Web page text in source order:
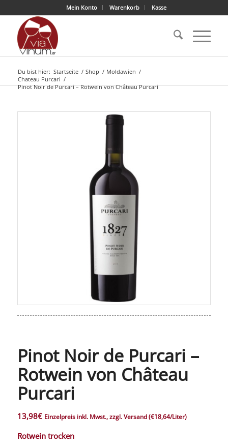
Mein Konto Warenkorb Kasse
Du bist hier: Startseite / Shop / Moldawien /
Chateau Purcari /
Pinot Noir de Purcari – Rotwein von Château Purcari
Pinot Noir de Purcari –
Rotwein von Château
Purcari
13,98€ Einzelpreis inkl. Mwst., zzgl. Versand(€18,64/Liter)
Rotwein trocken